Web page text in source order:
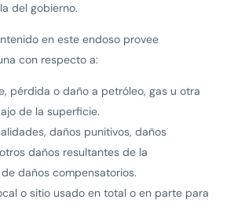
del gobierno.
en este endoso provee
con respecto a:
pérdida o daño a petróleo, gas u otra
de la superficie.
daños punitivos, daños
daños resultantes de la
daños compensatorios.
o sitio usado en total o en parte para